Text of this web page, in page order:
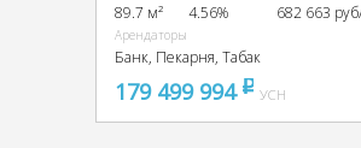
89.7 м² 4.56% 682 663
Арендаторы
Банк, Пекарня, Табак
179 499 994 pуб
УСН